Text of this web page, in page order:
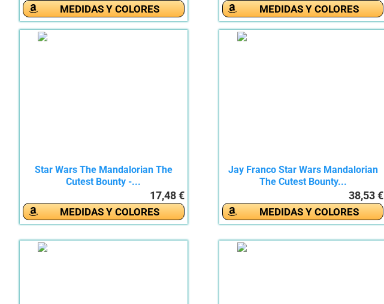
MEDIDAS Y COLORES MEDIDAS Y COLORES
Star Wars The Mandalorian The
Cutest Bounty -...
17,48 €
MEDIDAS Y COLORES
Jay Franco Star Wars Mandalorian
The Cutest Bounty...
38,53 €
MEDIDAS Y COLORES